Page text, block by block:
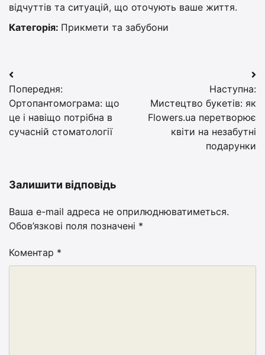
відчуттів та ситуацій, що оточують ваше життя.
Категорія: Прикмети та забубони
Навігація
записів
Попередня:
Ортопантомограма: що
це і навіщо потрібна в
сучасній стоматології
Наступна:
Мистецтво букетів: як
Flowers.ua перетворює
квіти на незабутні
подарунки
Залишити відповідь
Ваша e-mail адреса не оприлюднюватиметься.
Обов’язкові поля позначені *
Коментар *